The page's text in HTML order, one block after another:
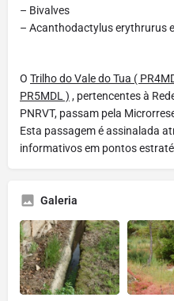
– Bivalves
– Acanthodactylus erythrurus
O Trilho do Vale do Tua (
PR5MDL ) , pertencentes à
PNRVT, passam pela
Esta passagem é assinalada
informativos em pontos
Galeria